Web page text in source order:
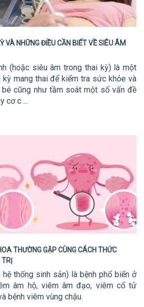
VÀ NHỮNG ĐIỀU CẦN BIẾT VỀ SIÊU ÂM
(hoặc siêu âm trong thai kỳ) là một
mang thai để kiểm tra sức khỏe và
cũng như tầm soát một số vấn đề
cơ c ...
THƯỜNG GẶP CÙNG CÁCH​​ THỨC
TRỊ
thống sinh sản) là bệnh phổ biến ở
âm hộ, viêm âm đạo, viêm cổ tử
bệnh viêm vùng chậu.